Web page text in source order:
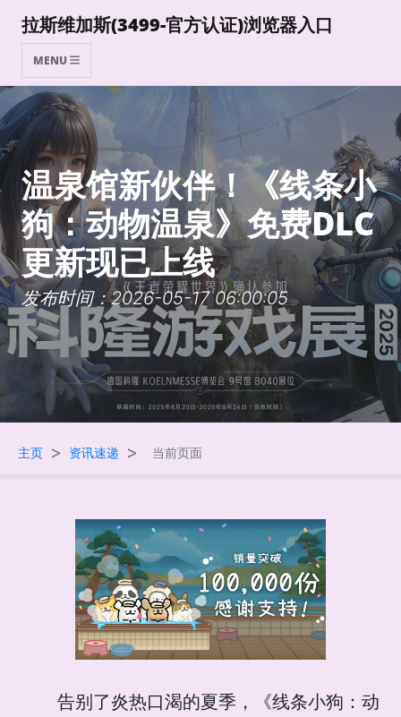
拉斯维加斯(3499-官方认证)浏览器入口
MENU
温泉馆新伙伴！《线条小
狗：动物温泉》免费DLC
更新现已上线
发布时间：2026-05-17 06:00:05
主页 > 资讯速递 > 当前页面
告别了炎热口渴的夏季，《线条小狗：动